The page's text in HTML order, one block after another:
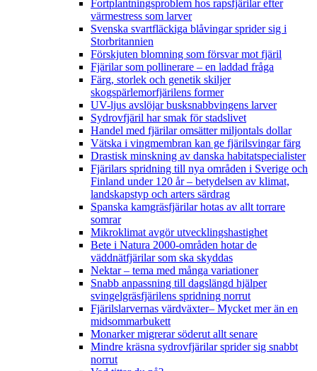
Fortplantningsproblem hos rapsfjärilar efter
värmestress som larver
Svenska svartfläckiga blåvingar sprider sig i
Storbritannien
Förskjuten blomning som försvar mot fjäril
Fjärilar som pollinerare – en laddad fråga
Färg, storlek och genetik skiljer
skogspärlemorfjärilens former
UV-ljus avslöjar busksnabbvingens larver
Sydrovfjäril har smak för stadslivet
Handel med fjärilar omsätter miljontals dollar
Vätska i vingmembran kan ge fjärilsvingar färg
Drastisk minskning av danska habitatspecialister
Fjärilars spridning till nya områden i Sverige och
Finland under 120 år– betydelsen av klimat,
landskapstyp och arters särdrag
Spanska kamgräsfjärilar hotas av allt torrare
somrar
Mikroklimat avgör utvecklingshastighet
Bete i Natura 2000-områden hotar de
väddnätfjärilar som ska skyddas
Nektar – tema med många variationer
Snabb anpassning till dagslängd hjälper
svingelgräsfjärilens spridning norrut
Fjärilslarvernas värdväxter– Mycket mer än en
midsommarbukett
Monarker migrerar söderut allt senare
Mindre kräsna sydrovfjärilar sprider sig snabbt
norrut